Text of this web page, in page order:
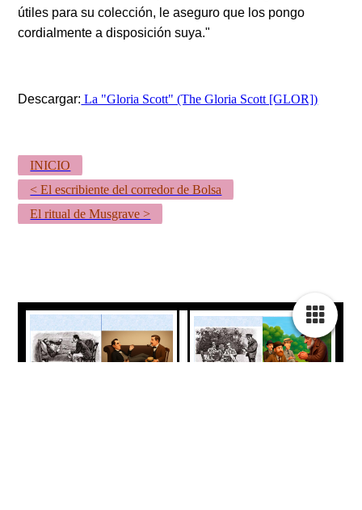
útiles para su colección, le aseguro que los pongo
cordialmente a disposición suya."
Descargar: La "Gloria Scott" (The Gloria Scott [GLOR])
INICIO
< El escribiente del corredor de Bolsa
El ritual de Musgrave >